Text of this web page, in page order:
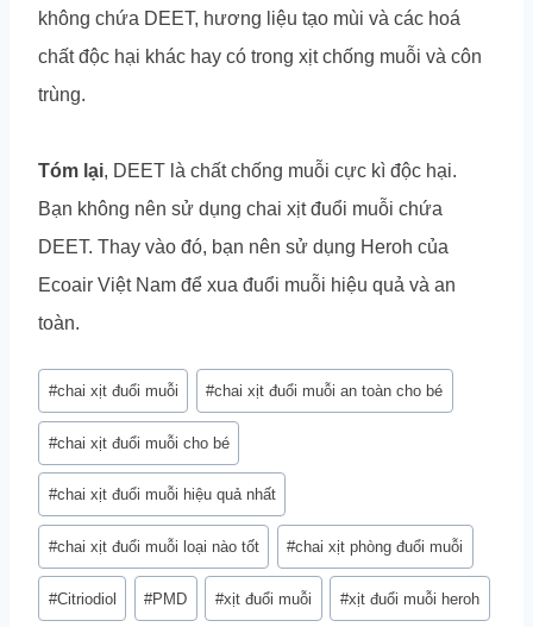
không chứa DEET, hương liệu tạo mùi và các hoá
chất độc hại khác hay có trong xịt chống muỗi và côn
trùng.
Tóm lại, DEET là chất chống muỗi cực kì độc hại.
Bạn không nên sử dụng chai xịt đuổi muỗi chứa
DEET. Thay vào đó, bạn nên sử dụng Heroh của
Ecoair Việt Nam để xua đuổi muỗi hiệu quả và an
toàn.
Post
Tags:
#chai xịt đuổi muỗi #chai xịt đuổi muỗi an toàn cho bé
#chai xịt đuổi muỗi cho bé
#chai xịt đuổi muỗi hiệu quả nhất
#chai xịt đuổi muỗi loại nào tốt #chai xịt phòng đuổi muỗi
#Citriodiol #PMD #xịt đuổi muỗi #xịt đuổi muỗi heroh